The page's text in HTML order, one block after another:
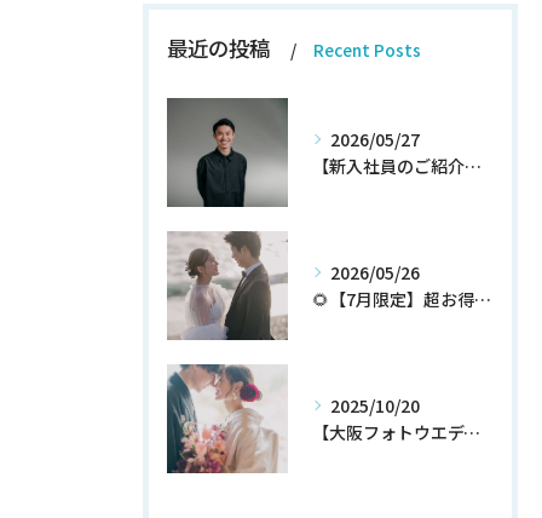
最近の投稿 Recent Posts
2026/05/27
【新入社員のご紹介】期待の新人！和田翔午JOIN!
2026/05/26
🌻【7月限定】超お得なウェディングフォトプランが登場✨
2025/10/20
【大阪フォトウエディング】秋プラン新登場！！！！いち早くチェック！